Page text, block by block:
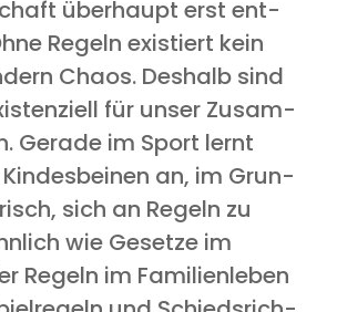
über­haupt erst ent­
Regeln exis­tiert kein
Cha­os. Des­halb sind
für unser Zusam­
Gera­de im Sport lernt
an, im Grun­
sich an Regeln zu
wie Geset­ze im
Regeln im Fami­li­en­le­ben